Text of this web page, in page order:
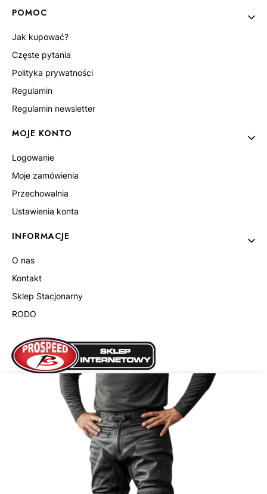
POMOC
Jak kupować?
Częste pytania
Polityka prywatności
Regulamin
Regulamin newsletter
MOJE KONTO
Logowanie
Moje zamówienia
Przechowalnia
Ustawienia konta
INFORMACJE
O nas
Kontakt
Sklep Stacjonarny
RODO
Prospeed Paweł Górzny
ul. Olszankowa 13
05-119 Legionowo
sklep@prospeed.pl